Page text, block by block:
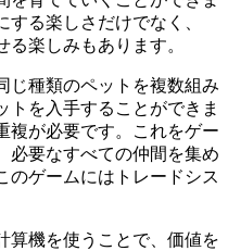
る楽しさだけでなく、
楽しみもあります。
じ種類のペットを複数組み
トを入手することができま
複が必要です。これをゲー
必要なすべての仲間を集め
のゲームにはトレードシス
算機を使うことで、価値を